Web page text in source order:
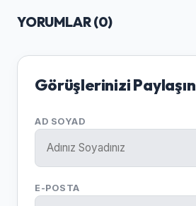
YORUMLAR (0)
Görüşlerinizi Paylaşın
AD SOYAD
E-POSTA